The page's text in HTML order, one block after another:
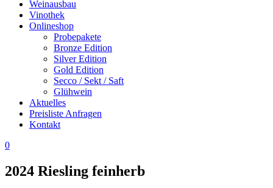
Weinausbau
Vinothek
Onlineshop
Probepakete
Bronze Edition
Silver Edition
Gold Edition
Secco / Sekt / Saft
Glühwein
Aktuelles
Preisliste Anfragen
Kontakt
0
2024 Riesling feinherb